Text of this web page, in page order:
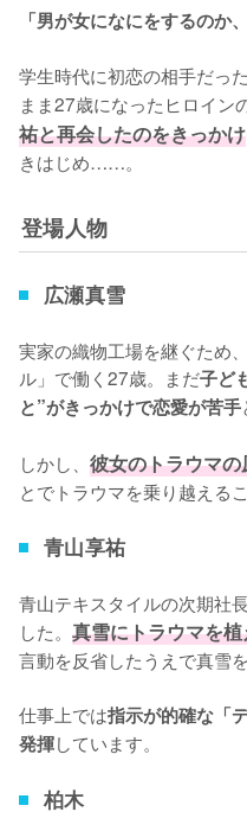
「男が女になにをするのか
学生時代に初恋の相手だっ
まま27歳になったヒロイン
祐と再会したのをきっかけ
きはじめ……。
登場人物
広瀬真雪
実家の織物工場を継ぐため
ル」で働く27歳。まだ子ど
と”がきっかけで恋愛が苦手
しかし、 彼女のトラウマ
とでトラウマを乗り越える
青山享祐
青山テキスタイルの次期社
した。 真雪にトラウマを
言動を反省したうえで真雪
仕事上では指示が的確な「
発揮しています。
柏木